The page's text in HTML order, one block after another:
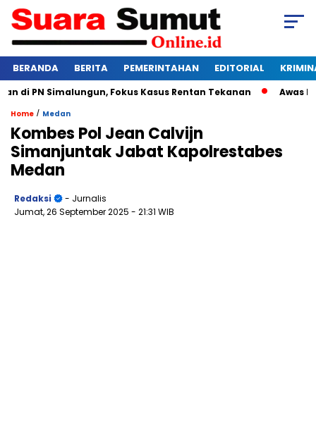
BERANDA BERITA PEMERINTAHAN EDITORIAL
PN Simalungun, Fokus Kasus Rentan Tekanan Awas
Home / Medan
Kombes Pol Jean Calvijn
Simanjuntak Jabat Kapolrestabes
Medan
Redaksi
- Jurnalis
Jumat, 26 September 2025 - 21:31 WIB